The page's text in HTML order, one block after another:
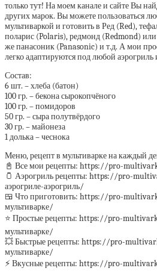
только тут! На моем канале и сайте Вы
других марок. Вы можете пользоваться
мультиваркой и готовить в Ред (Red),
поларис (Polaris), редмонд (Redmond)
же панасоник (Panasonic) и т.д. А мои
легко адаптируются под любой аэрогриль
Состав:
6 шт. – хлеба (батон)
100 гр. – бекона сырокопчёного
100 гр. – помидоров
50 гр. – сыра полутвёрдого
30 гр. – майонеза
1 долька – чеснока
Меню, рецепт в мультиварке на каждый
📓 Все мои рецепты: https://pro-
🫙 Аэрогриль рецепты: https://pro-
аэрогриле-аэрогриль/
🍱 Что приготовить: https://pro-
мультиварке/
⭐️ Простые рецепты: https://pro-
мультиварке/
💥 Быстрые рецепты: https://pro-
мультиварке/
⚡️ Вкусные рецепты: https://pro-